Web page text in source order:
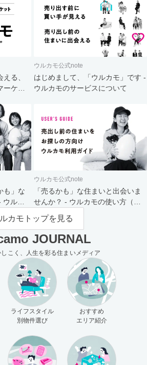
る、
ーケッ
ウルカモ公式note
はじめまして、「ウルカモ」です -
ウルカモのサービスについて
も」な
ルカ
ウルカモ公式note
「売るかも」な住まいと出会いま
せんか？ - ウルカモの使い方（買
主さま向け）
カモトップを見る
JOURNAL
こく、人生を彩る住まいメディア
ライフスタイル
別物件選び
おすすめ
エリア紹介